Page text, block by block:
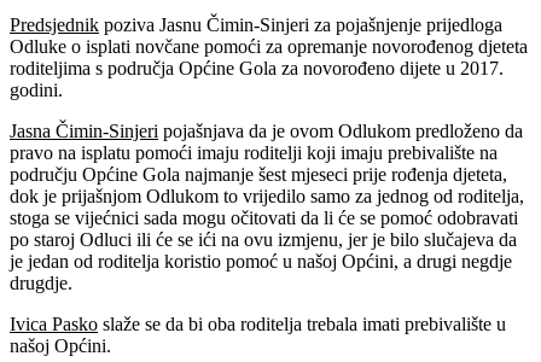
Predsjednik poziva Jasnu Čimin-Sinjeri za pojašnjenje prijedloga
Odluke o isplati novčane pomoći za opremanje novorođenog djeteta
roditeljima s područja Općine Gola za novorođeno dijete u 2017.
godini.
Jasna Čimin-Sinjeri pojašnjava da je ovom Odlukom predloženo da
pravo na isplatu pomoći imaju roditelji koji imaju prebivalište na
području Općine Gola najmanje šest mjeseci prije rođenja djeteta,
dok je prijašnjom Odlukom to vrijedilo samo za jednog od roditelja,
stoga se vijećnici sada mogu očitovati da li će se pomoć odobravati
po staroj Odluci ili će se ići na ovu izmjenu, jer je bilo slučajeva da
je jedan od roditelja koristio pomoć u našoj Općini, a drugi negdje
drugdje.
Ivica Pasko slaže se da bi oba roditelja trebala imati prebivalište u
našoj Općini.